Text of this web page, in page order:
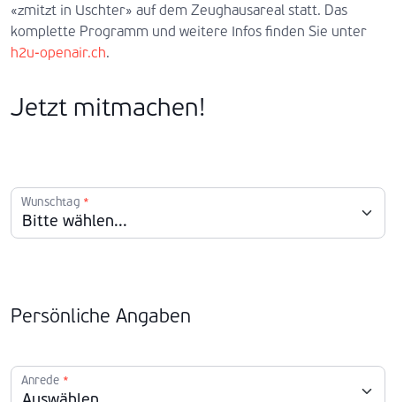
«zmitzt in Uschter» auf dem Zeughausareal statt. Das
komplette Programm und weitere Infos finden Sie unter
h2u-openair.ch.
Jetzt mitmachen!
Wunschtag *
Persönliche Angaben
Anrede *